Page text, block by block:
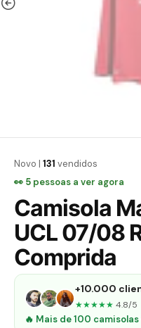
Novo | 131 vendidos
👀 5 pessoas a ver agora
Camisola
UCL 07/08
Comprida
+10.000
★★★★★ 4.8/5
🔥 Mais de 100